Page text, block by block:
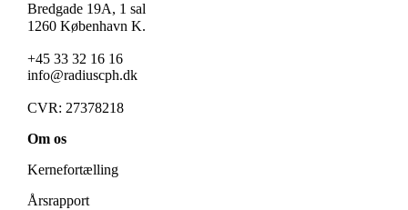
Bredgade 19A, 1 sal
1260 København K.
+45 33 32 16 16
info@radiuscph.dk
CVR: 27378218
Om os
Kernefortælling
Årsrapport